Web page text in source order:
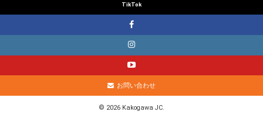
TikTok
お問い合わせ
© 2026 Kakogawa JC.